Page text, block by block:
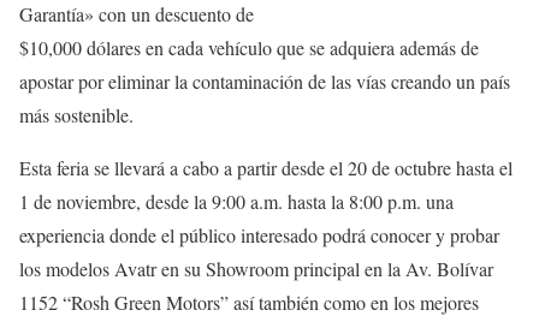
Garantía» con un descuento de
$10,000 dólares en cada vehículo que se adquiera además de
apostar por eliminar la contaminación de las vías creando un país
más sostenible.
Esta feria se llevará a cabo a partir desde el 20 de octubre hasta el
1 de noviembre, desde la 9:00 a.m. hasta la 8:00 p.m. una
experiencia donde el público interesado podrá conocer y probar
los modelos Avatr en su Showroom principal en la Av. Bolívar
1152 “Rosh Green Motors” así también como en los mejores